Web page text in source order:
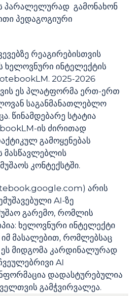
პარალელურად გამონახონ
პედაგოგიური
რეაგირებისთვის
ხელოვნური ინტელექტის
2025-2026
ეს პლატფორმა ერთ-ერთ
საგანმანათლებლო
წინამდებარე სტატია
ის ძირითად
გამოყენებას
კონტექსტში.
არის
AI-ზე
გარემო, რომლის
ხელოვნური ინტელექტი
მასალებით, რომლებსაც
მიდგომა კარდინალურად
AI
დადასტურებულია
გამჭვირვალეა.